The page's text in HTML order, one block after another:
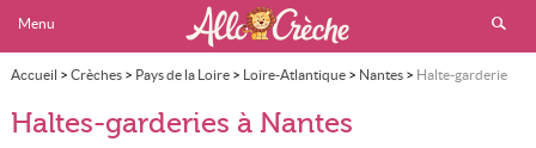
Menu
Accueil > Crèches> Pays de la Loire> Loire-Atlantique> Nantes> Halte-garderie
Haltes-garderies à Nantes